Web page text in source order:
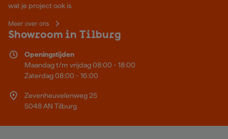
wat je project ook is.
Meer over ons
Showroom in Tilburg
Openingstijden
Maandag t/m vrijdag 08:00 - 18:00
Zaterdag 08:00 - 16:00
Zevenheuvelenweg 25
5048 AN Tilburg